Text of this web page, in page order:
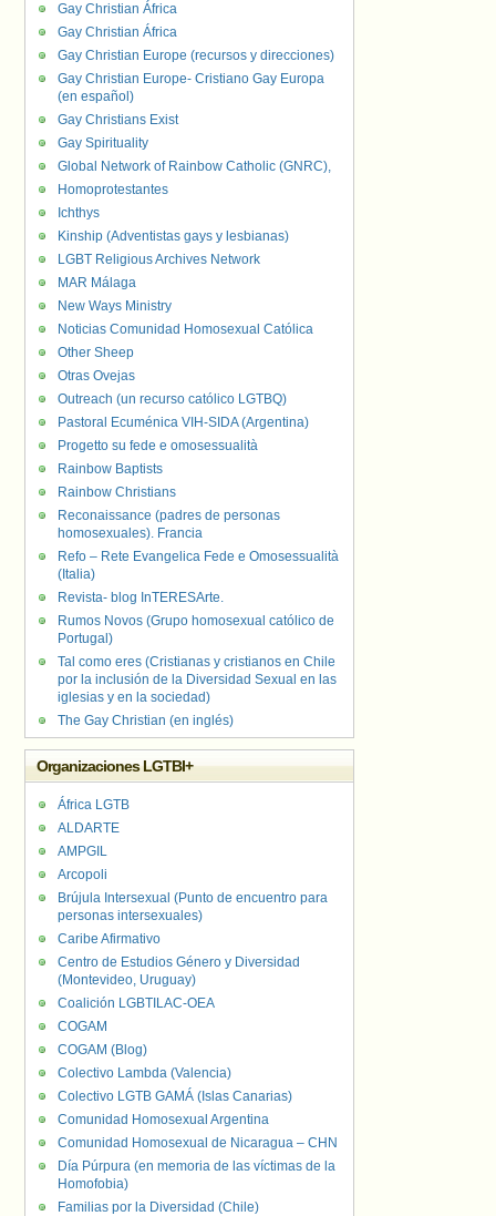
Gay Christian África
Gay Christian África
Gay Christian Europe (recursos y direcciones)
Gay Christian Europe- Cristiano Gay Europa
(en español)
Gay Christians Exist
Gay Spirituality
Global Network of Rainbow Catholic (GNRC),
Homoprotestantes
Ichthys
Kinship (Adventistas gays y lesbianas)
LGBT Religious Archives Network
MAR Málaga
New Ways Ministry
Noticias Comunidad Homosexual Católica
Other Sheep
Otras Ovejas
Outreach (un recurso católico LGTBQ)
Pastoral Ecuménica VIH-SIDA (Argentina)
Progetto su fede e omosessualità
Rainbow Baptists
Rainbow Christians
Reconaissance (padres de personas
homosexuales). Francia
Refo – Rete Evangelica Fede e Omosessualità
(Italia)
Revista- blog InTERESArte.
Rumos Novos (Grupo homosexual católico de
Portugal)
Tal como eres (Cristianas y cristianos en Chile
por la inclusión de la Diversidad Sexual en las
iglesias y en la sociedad)
The Gay Christian (en inglés)
Organizaciones LGTBI+
África LGTB
ALDARTE
AMPGIL
Arcopoli
Brújula Intersexual (Punto de encuentro para
personas intersexuales)
Caribe Afirmativo
Centro de Estudios Género y Diversidad
(Montevideo, Uruguay)
Coalición LGBTILAC-OEA
COGAM
COGAM (Blog)
Colectivo Lambda (Valencia)
Colectivo LGTB GAMÁ (Islas Canarias)
Comunidad Homosexual Argentina
Comunidad Homosexual de Nicaragua – CHN
Día Púrpura (en memoria de las víctimas de la
Homofobia)
Familias por la Diversidad (Chile)